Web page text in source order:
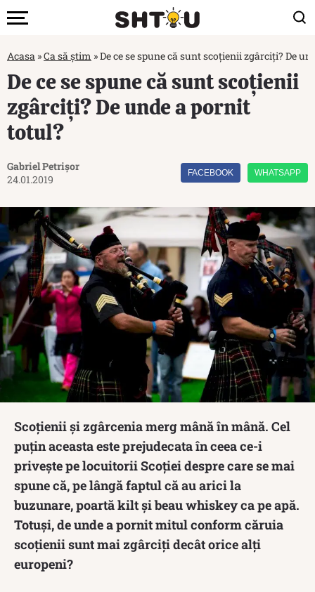
Acasa »Ca să știm »De ce se spune că sunt scoțienii zgârciți? De
De ce se spune că sunt scoțienii
zgârciți? De unde a pornit
totul?
Gabriel Petrișor
24.01.2019
FACEBOOK WHATSAPP
Scoțienii și zgârcenia merg mână în mână. Cel
puțin aceasta este prejudecata în ceea ce-i
privește pe locuitorii Scoției despre care se mai
spune că, pe lângă faptul că au arici la
buzunare, poartă kilt și beau whiskey ca pe apă.
Totuși, de unde a pornit mitul conform căruia
scoțienii sunt mai zgârciți decât orice alți
europeni?